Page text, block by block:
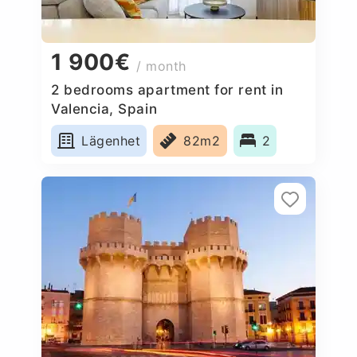
1 900€ / month
2 bedrooms apartment for rent in
Valencia, Spain
Lägenhet
82m2 2